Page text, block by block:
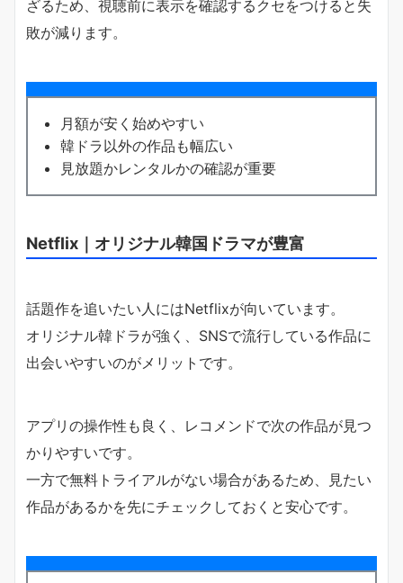
ざるため、視聴前に表示を確認するクセをつけると失
敗が減ります。
月額が安く始めやすい
韓ドラ以外の作品も幅広い
見放題かレンタルかの確認が重要
Netflix｜オリジナル韓国ドラマが豊富
話題作を追いたい人にはNetflixが向いています。
オリジナル韓ドラが強く、SNSで流行している作品に
出会いやすいのがメリットです。
アプリの操作性も良く、レコメンドで次の作品が見つ
かりやすいです。
一方で無料トライアルがない場合があるため、見たい
作品があるかを先にチェックしておくと安心です。